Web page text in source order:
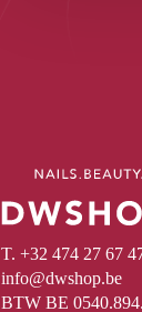
T. +32 474 27 67
info@dwshop.be
BTW BE